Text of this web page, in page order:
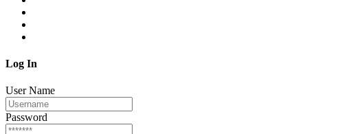
Log In
User Name
Password